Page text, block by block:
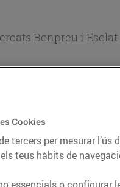
Bonpreu i
Cookies
tercers per mesurar
teus hàbits de